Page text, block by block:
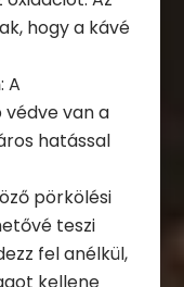
hogy a kávé
: A
van a
hatással
pörkölési
teszi
fel anélkül,